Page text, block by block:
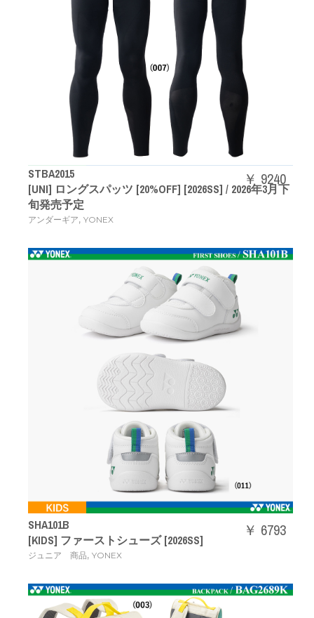
STBA2015
[UNI] ロングスパッツ [20%OFF] [2026SS] / 2026年3月下
旬発売予定
アンダーギア, YONEX
￥ 9240
SHA101B
[KIDS] ファーストシューズ [2026SS]
ジュニア 商品, YONEX
￥ 6793